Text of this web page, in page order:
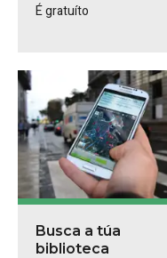
É gratuíto
Busca a túa
biblioteca